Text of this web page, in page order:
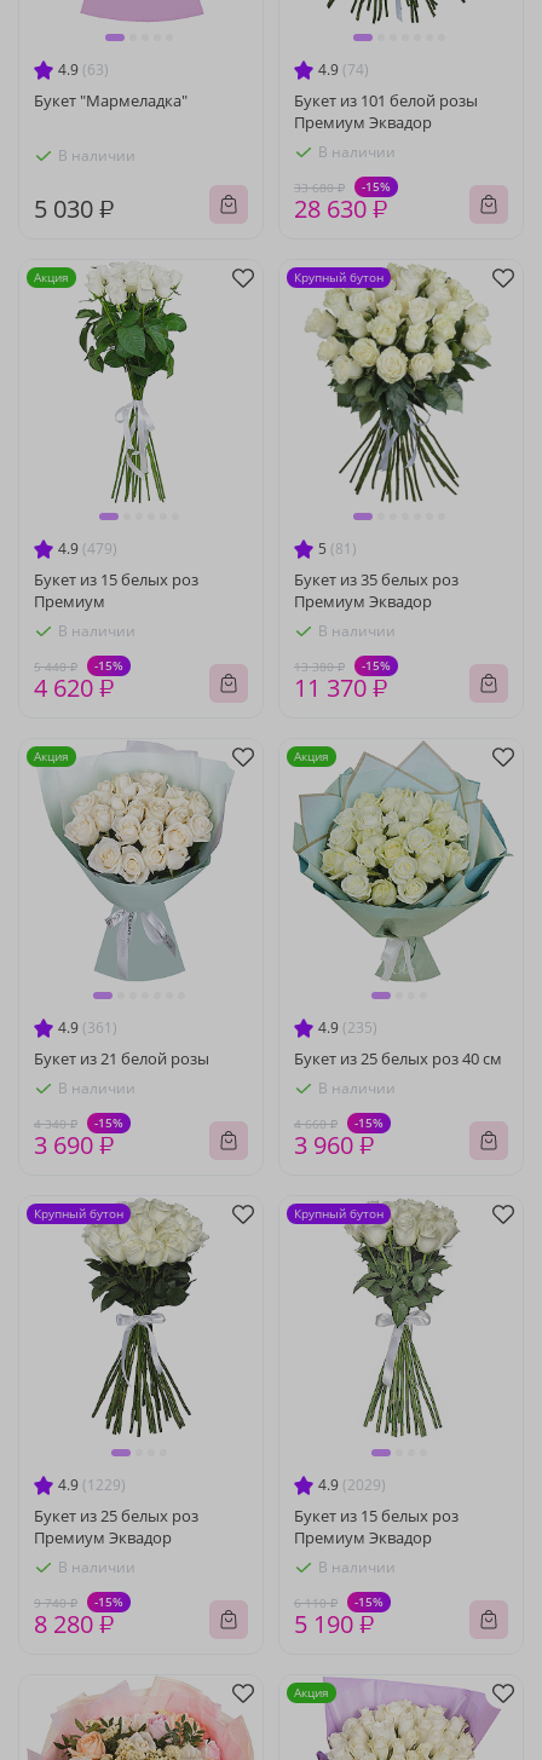
4.9 (63)
Букет "Мармеладка"
В наличии
5 030 ₽
4.9 (74)
Букет из 101 белой розы
Премиум Эквадор
В наличии
33 680 ₽ -15%
28 630 ₽
4.9 (479)
Букет из 15 белых роз
Премиум
В наличии
5 440 ₽ -15%
4 620 ₽
Акция
5 (81)
Букет из 35 белых роз
Премиум Эквадор
В наличии
13 380 ₽ -15%
11 370 ₽
Крупный бутон
4.9 (361)
Букет из 21 белой розы
В наличии
4 340 ₽ -15%
3 690 ₽
Акция
4.9 (235)
Букет из 25 белых роз 40 см
В наличии
4 660 ₽ -15%
3 960 ₽
Акция
4.9 (1229)
Букет из 25 белых роз
Премиум Эквадор
В наличии
9 740 ₽ -15%
8 280 ₽
Крупный бутон
4.9 (2029)
Букет из 15 белых роз
Премиум Эквадор
В наличии
6 110 ₽ -15%
5 190 ₽
Крупный бутон
Акция